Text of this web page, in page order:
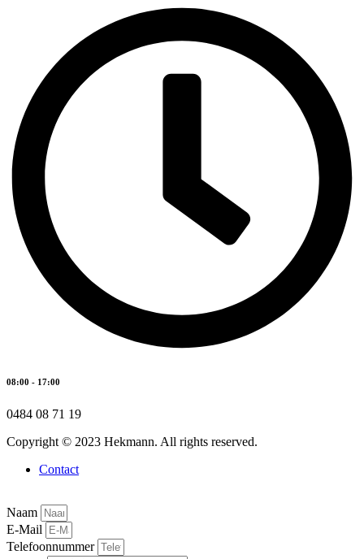
08:00 - 17:00
0484 08 71 19
Copyright © 2023 Hekmann. All rights reserved.
Contact
Naam
E-Mail
Telefoonnummer